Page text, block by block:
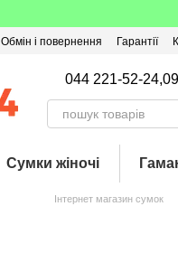
Обмін і повернення Гарантії
044 221-52-24,
Сумки жіночі
Інтернет магазин сумок